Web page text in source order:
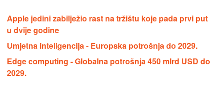
Apple jedini zabilježio rast na tržištu koje pada prvi put
u dvije godine
Umjetna inteligencija - Europska potrošnja do 2029.
Edge computing - Globalna potrošnja 450 mlrd USD do
2029.